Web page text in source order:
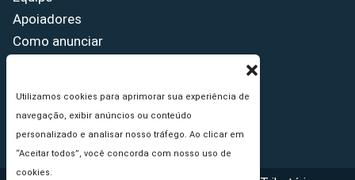
Utilizamos cookies para aprimorar sua experiência de
navegação, exibir anúncios ou conteúdo
personalizado e analisar nosso tráfego. Ao clicar em
“Aceitar todos”, você concorda com nosso uso de
cookies.
Apoiadores
Como anunciar
Princípios Editoriais